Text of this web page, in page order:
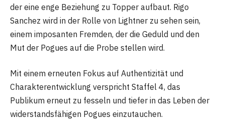
der eine enge Beziehung zu Topper aufbaut. Rigo
Sanchez wird in der Rolle von Lightner zu sehen sein,
einem imposanten Fremden, der die Geduld und den
Mut der Pogues auf die Probe stellen wird.
Mit einem erneuten Fokus auf Authentizität und
Charakterentwicklung verspricht Staffel 4, das
Publikum erneut zu fesseln und tiefer in das Leben der
widerstandsfähigen Pogues einzutauchen.